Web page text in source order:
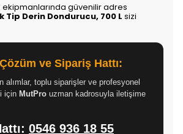
ekipmanlarında güvenilir adres
Tip Derin Dondurucu, 700 L sizi
ve Sipariş Hattı:
alımlar, toplu siparişler ve profesyonel
için MutPro uzman kadrosuyla iletişime
0546 936 18 55